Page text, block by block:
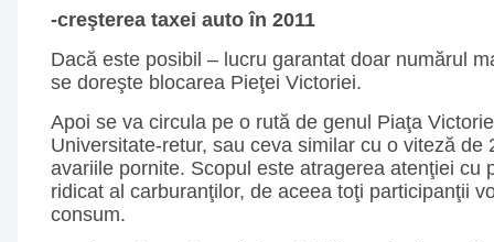
-creşterea taxei auto în 2011
Dacă este posibil – lucru garantat doar numărul
se doreşte blocarea Pieţei Victoriei.
Apoi se va circula pe o rută de genul Piaţa
Universitate-retur, sau ceva similar cu o viteză de
avariile pornite. Scopul este atragerea atenţiei cu
ridicat al carburanţilor, de aceea toţi participanţii
consum.